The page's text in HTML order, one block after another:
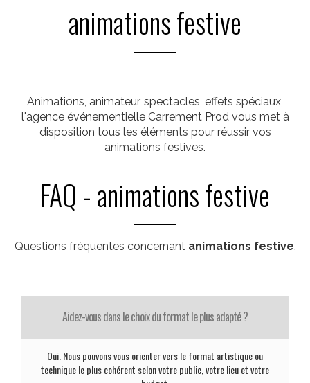
animations festive
Animations, animateur, spectacles, effets spéciaux,
l'agence événementielle Carrement Prod vous met à
disposition tous les éléments pour réussir vos
animations festives.
FAQ - animations festive
Questions fréquentes concernant animations festive.
Aidez-vous dans le choix du format le plus adapté ?
Oui. Nous pouvons vous orienter vers le format artistique ou
technique le plus cohérent selon votre public, votre lieu et votre